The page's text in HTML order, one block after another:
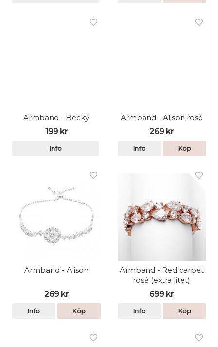
Armband - Becky
199 kr
Info
Armband - Alison rosé
269 kr
Info Köp
Armband - Alison
269 kr
Info Köp
Armband - Red carpet
rosé (extra litet)
699 kr
Info Köp